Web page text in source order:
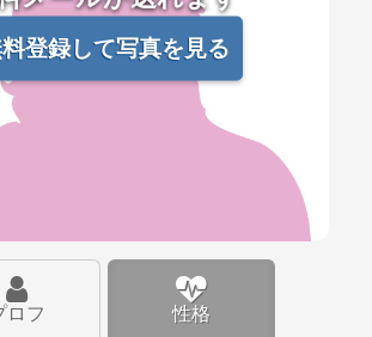
登録して写真を見る
ロフ 性格